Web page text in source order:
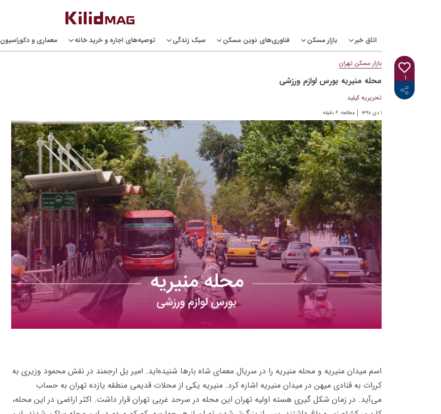
اتاق خبر بازار مسکن فناوری‌های نوین مسکن سبک زندگی توصیه‌های اجاره و خرید خانه معماری و دکوراسیون
۱
<i class="icon-twitter"></i>
<i class="icon-telegram-plane"></i>
<i class="icon-linkedin"></i>
بازار مسکن تهران
محله منیریه بورس لوازم ورزشی
تحریریه کیلید
۱ دی ۱۳۹۸ مطالعه: ۶ دقیقه
اسم میدان منیریه و محله منیریه را در سریال معمای شاه بارها شنیده‌اید. امیر یل ارجمند در نقش محمود وزیری به
کررات به قنادی میهن در میدان منیریه اشاره کرد. منیریه یکی از محلات قدیمی منطقه یازده تهران به حساب
می‌آید. در زمان شکل گیری هسته اولیه تهران این محله در سرحد غربی تهران قرار داشت. اکثر اراضی در این محله،